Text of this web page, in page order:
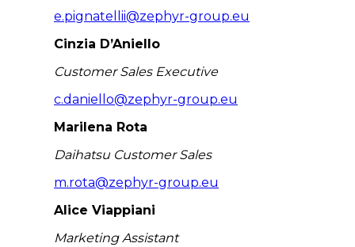
e.pignatellii@zephyr-group.eu
Cinzia D’Aniello
Customer Sales Executive
c.daniello@zephyr-group.eu
Marilena Rota
Daihatsu Customer Sales
m.rota@zephyr-group.eu
Alice Viappiani
Marketing Assistant